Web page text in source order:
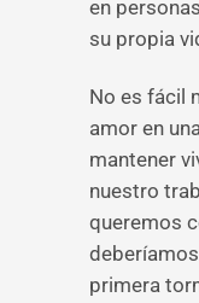
en
su propia
No es fácil
amor en
mantener
nuestro
queremos
primera